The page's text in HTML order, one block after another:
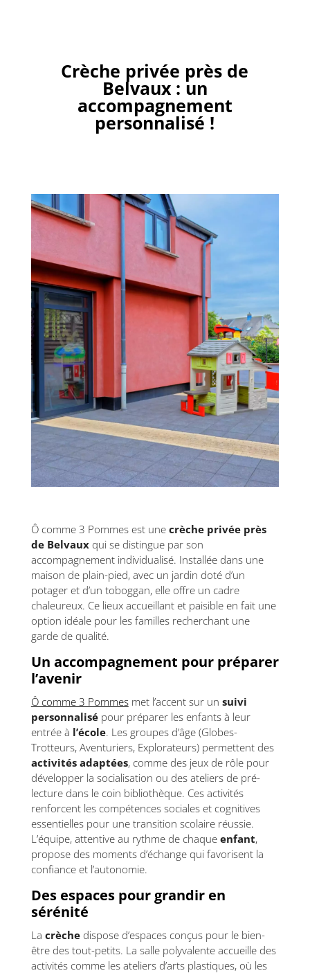
Crèche privée près de
Belvaux : un
accompagnement
personnalisé !
Ô comme 3 Pommes est une crèche privée près
de Belvauxqui se distingue par son
accompagnement individualisé. Installée dans une
maison de plain-pied, avec un jardin doté d’un
potager et d’un toboggan, elle offre un cadre
chaleureux. Ce lieux accueillant et paisible en fait une
option idéale pour les familles recherchant une
garde de qualité.
Un accompagnement pour préparer
l’avenir
Ô comme 3 Pommesmet l’accent sur un suivi
personnalisépour préparer les enfants à leur
entrée à l’école. Les groupes d’âge (Globes-
Trotteurs, Aventuriers, Explorateurs) permettent des
activités adaptées, comme des jeux de rôle pour
développer la socialisation ou des ateliers de pré-
lecture dans le coin bibliothèque. Ces activités
renforcent les compétences sociales et cognitives
essentielles pour une transition scolaire réussie.
L’équipe, attentive au rythme de chaque enfant,
propose des moments d’échange qui favorisent la
confiance et l’autonomie.
Des espaces pour grandir en
sérénité
La crèchedispose d’espaces conçus pour le bien-
être des tout-petits. La salle polyvalente accueille des
activités comme les ateliers d’arts plastiques, où les